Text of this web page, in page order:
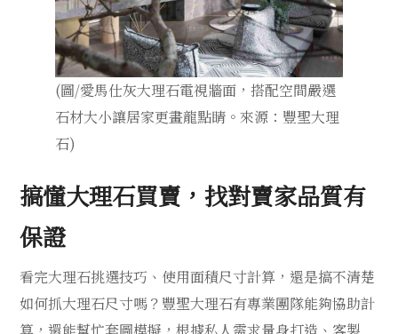
(圖/愛馬仕灰大理石電視牆面，搭配空間嚴選
石材大小讓居家更畫龍點睛。來源：豐聖大理
石)
搞懂大理石買賣，找對賣家品質有
保證
看完大理石挑選技巧、使用面積尺寸計算，還是搞不清楚
如何抓大理石尺寸嗎？豐聖大理石有專業團隊能夠協助計